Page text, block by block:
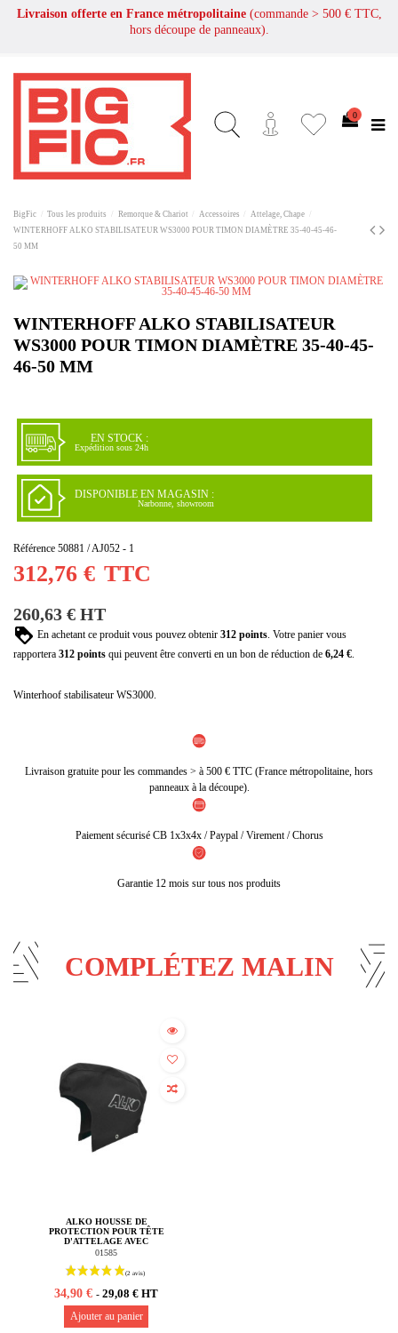
Livraison offerte en France métropolitaine (commande > 500 € TTC,
hors découpe de panneaux).
0
BigFic Tous les produits Remorque & Chariot Accessoires
Attelage, Chape
WINTERHOFF ALKO STABILISATEUR WS3000 POUR TIMON DIAMÈTRE 35-40-45-46-
50 MM
WINTERHOFF ALKO STABILISATEUR
WS3000 POUR TIMON DIAMÈTRE 35-40-45-
46-50 MM
EN STOCK :
Expédition sous 24h
DISPONIBLE EN MAGASIN :
Narbonne, showroom
Référence 50881 / AJ052 - 1
312,76 € TTC
260,63 € HT
En achetant ce produit vous pouvez obtenir 312 points. Votre panier vous
rapportera 312 points qui peuvent être converti en un bon de réduction de 6,24 €.
Winterhoof stabilisateur WS3000.
Livraison gratuite pour les commandes > à 500 € TTC (France métropolitaine, hors
panneaux à la découpe).
Paiement sécurisé CB 1x3x4x / Paypal / Virement / Chorus
Garantie 12 mois sur tous nos produits
COMPLÉTEZ MALIN
ALKO HOUSSE DE
PROTECTION POUR TÊTE
D'ATTELAGE AVEC
STABILISATEUR
01585
34,90 € - 29,08 € HT
Ajouter au panier